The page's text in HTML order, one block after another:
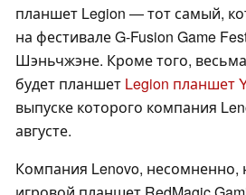
планшет Legion — тот самый,
на фестивале G-Fusion Game
Шэньчжэне. Кроме того,
будет планшет Legion планшет
выпуске которого компания
августе.
Компания Lenovo, несомненно,